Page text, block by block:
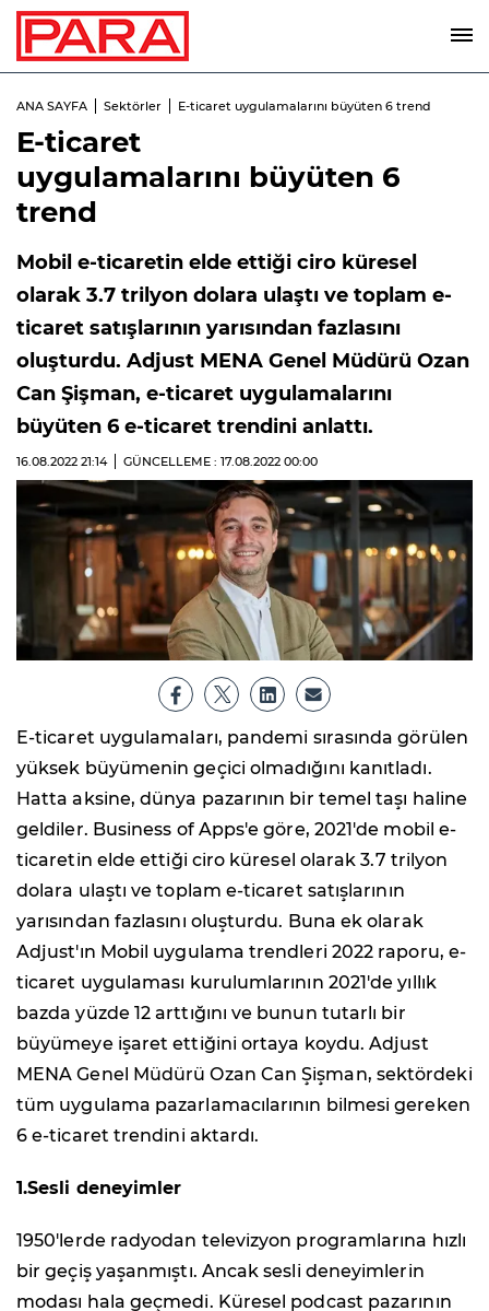
ANA SAYFA Sektörler E-ticaret uygulamalarını büyüten 6 trend
E-ticaret
uygulamalarını büyüten 6
trend
Mobil e-ticaretin elde ettiği ciro küresel
olarak 3.7 trilyon dolara ulaştı ve toplam e-
ticaret satışlarının yarısından fazlasını
oluşturdu. Adjust MENA Genel Müdürü Ozan
Can Şişman, e-ticaret uygulamalarını
büyüten 6 e-ticaret trendini anlattı.
16.08.2022 21:14 GÜNCELLEME : 17.08.2022 00:00
E-ticaret uygulamaları, pandemi sırasında görülen
yüksek büyümenin geçici olmadığını kanıtladı.
Hatta aksine, dünya pazarının bir temel taşı haline
geldiler. Business of Apps'e göre, 2021'de mobil e-
ticaretin elde ettiği ciro küresel olarak 3.7 trilyon
dolara ulaştı ve toplam e-ticaret satışlarının
yarısından fazlasını oluşturdu. Buna ek olarak
Adjust'ın Mobil uygulama trendleri 2022 raporu, e-
ticaret uygulaması kurulumlarının 2021'de yıllık
bazda yüzde 12 arttığını ve bunun tutarlı bir
büyümeye işaret ettiğini ortaya koydu. Adjust
MENA Genel Müdürü Ozan Can Şişman, sektördeki
tüm uygulama pazarlamacılarının bilmesi gereken
6 e-ticaret trendini aktardı.
1.Sesli deneyimler
1950'lerde radyodan televizyon programlarına hızlı
bir geçiş yaşanmıştı. Ancak sesli deneyimlerin
modası hala geçmedi. Küresel podcast pazarının